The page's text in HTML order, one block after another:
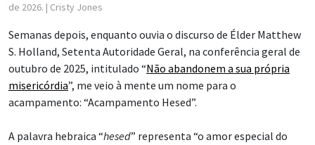
de 2026. | Cristy Jones
Semanas depois, enquanto ouvia o discurso de Élder Matthew
S. Holland, Setenta Autoridade Geral, na conferência geral de
outubro de 2025, intitulado “Não abandonem a sua própria
misericórdia”, me veio à mente um nome para o
acampamento: “Acampamento Hesed”.
A palavra hebraica “hesed” representa “o amor especial do